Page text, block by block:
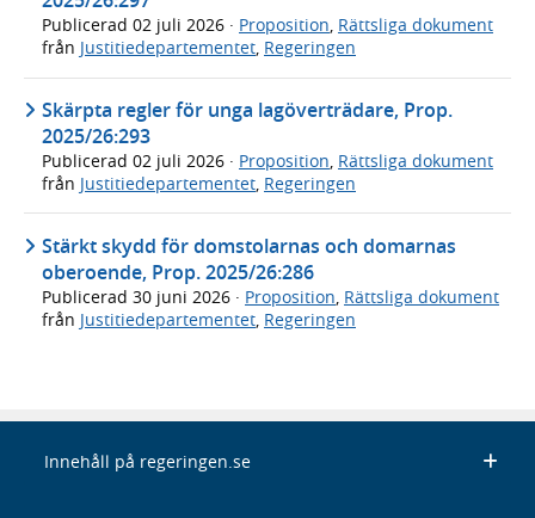
Publicerad 02 juli 2026 · Proposition, Rättsliga dokument
från Justitiedepartementet, Regeringen
Skärpta regler för unga lagöverträdare, Prop.
2025/26:293
Publicerad 02 juli 2026 · Proposition, Rättsliga dokument
från Justitiedepartementet, Regeringen
Stärkt skydd för domstolarnas och domarnas
oberoende, Prop. 2025/26:286
Publicerad 30 juni 2026 · Proposition Rättsliga dokument
från Justitiedepartementet Regeringen
Innehåll på regeringen.se